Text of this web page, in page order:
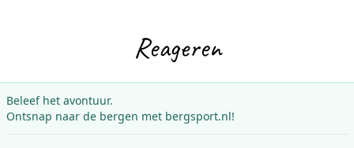
Reageren
Beleef het avontuur.
Ontsnap naar de bergen met bergsport.nl!